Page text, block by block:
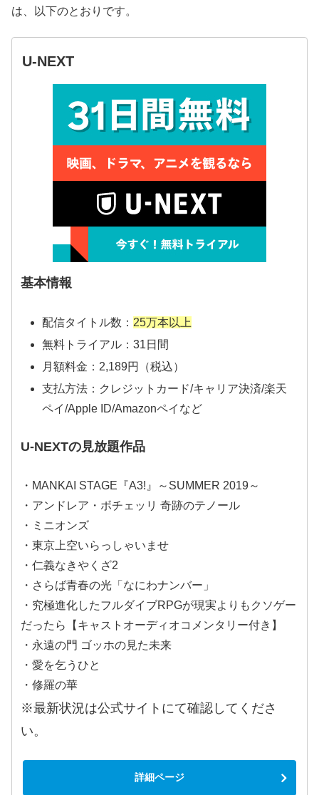
は、以下のとおりです。
U-NEXT
基本情報
配信タイトル数： 25万本以上
無料トライアル：31日間
月額料金：2,189円（税込）
支払方法：クレジットカード/キャリア決済/楽天
ペイ/Apple ID/Amazonペイなど
U-NEXTの見放題作品
・MANKAI STAGE『A3!』～SUMMER 2019～
・アンドレア・ボチェッリ 奇跡のテノール
・ミニオンズ
・東京上空いらっしゃいませ
・仁義なきやくざ2
・さらば青春の光「なにわナンバー」
・究極進化したフルダイブRPGが現実よりもクソゲー
だったら【キャストオーディオコメンタリー付き】
・永遠の門 ゴッホの見た未来
・愛を乞うひと
・修羅の華
※最新状況は公式サイトにて確認してくださ
い。
詳細ページ